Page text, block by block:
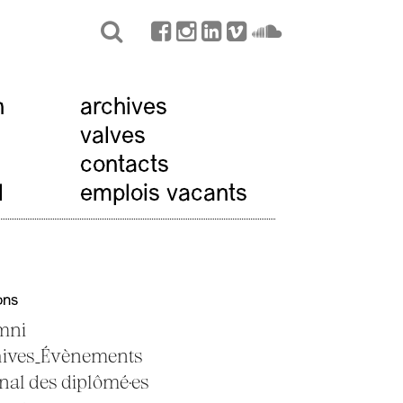
archives
valves
contacts
emplois vacants
des diplômé·es